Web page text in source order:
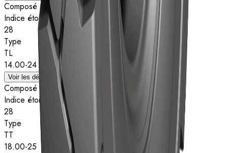
Composé
Indice étoiles
28
Type
TL
14.00-24
Voir les détails
Composé
Indice étoiles
28
Type
TT
18.00-25